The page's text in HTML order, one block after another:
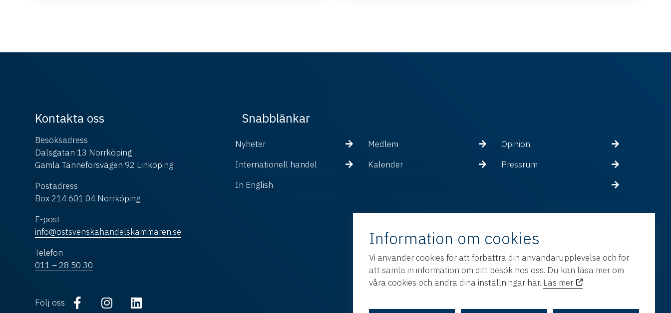
Kontakta oss
Besöksadress
Dalsgatan 13 Norrköping
Gamla Tanneforsvägen 92 Linköping
Postadress
Box 214 601 04 Norrköping
E-post
info@ostsvenskahandelskammaren.se
Telefon
011 – 28 50 30
Följ oss
Snabblänkar
Nyheter Medlem
Opinion
Internationell handel
Kalender
Pressrum
In English
Information om cookies
Vi använder cookies för att förbättra din användarupplevelse och för
att samla in information om ditt besök hos oss. Du kan läsa mer om
våra cookies och ändra dina inställningar här. Läs mer